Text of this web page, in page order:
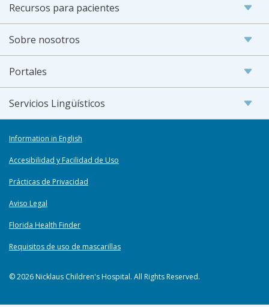
Recursos para pacientes
Sobre nosotros
Portales
Servicios Lingüísticos
Information in English
Accesibilidad y Facilidad de Uso
Prácticas de Privacidad
Aviso Legal
Florida Health Finder
Requisitos de uso de mascarillas
© 2026 Nicklaus Children's Hospital. All Rights Reserved.